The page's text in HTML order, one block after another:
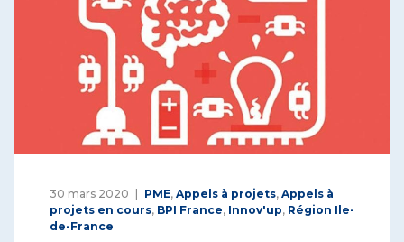
30 mars 2020 PME, Appels à projets, Appels à
projets en cours, BPI France, Innov'up, Région Ile-
de-France